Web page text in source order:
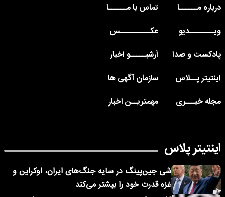
درباره مــــــا
تماس با مــــــا
ویــــــــدیو
عکــــــــــس
پادکست و صدا
آرشیـــــو اخبار
اینتیتر پــلاس
سازمان آگهی ها
مجله خبـــری
مهمتریــن اخبار
اینتیتر پلاس
شی جین‌پینگ در سایه جنگ‌های ایران، اوکراین و
غزه قدرت خود را بیشتر می‌کند